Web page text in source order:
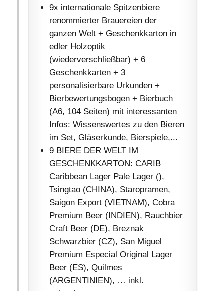
9x internationale Spitzenbiere
renommierter Brauereien der
ganzen Welt + Geschenkkarton in
edler Holzoptik
(wiederverschließbar) + 6
Geschenkkarten + 3
personalisierbare Urkunden +
Bierbewertungsbogen + Bierbuch
(A6, 104 Seiten) mit interessanten
Infos: Wissenswertes zu den Bieren
im Set, Gläserkunde, Bierspiele,...
9 BIERE DER WELT IM
GESCHENKKARTON: CARIB
Caribbean Lager Pale Lager (),
Tsingtao (CHINA), Staropramen,
Saigon Export (VIETNAM), Cobra
Premium Beer (INDIEN), Rauchbier
Craft Beer (DE), Breznak
Schwarzbier (CZ), San Miguel
Premium Especial Original Lager
Beer (ES), Quilmes
(ARGENTINIEN), … inkl.